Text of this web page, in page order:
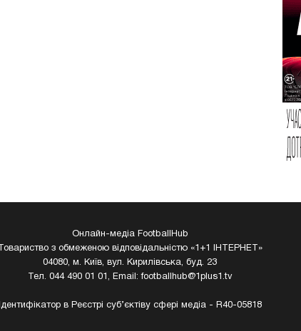
Онлайн-медіа FootballHub
Товариство з обмеженою відповідальністю «1+1 ІНТЕРНЕТ»
04080, м. Київ, вул. Кирилівська, буд. 23
Тел. 044 490 01 01, Email:footballhub@1plus1.tv
Ідентифікатор в Реєстрі суб’єктіву сфері медіа - R40-05818